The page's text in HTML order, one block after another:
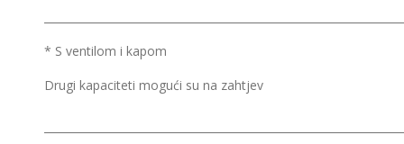
* S ventilom i kapom
Drugi kapaciteti mogući su na zahtjev